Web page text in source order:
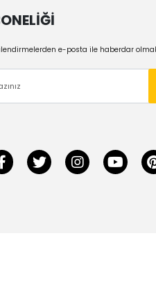
e-posta ile haberdar